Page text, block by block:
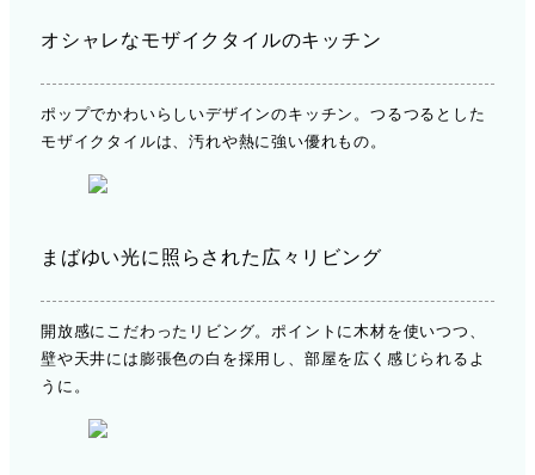
オシャレなモザイクタイルのキッチン
ポップでかわいらしいデザインのキッチン。つるつるとした
モザイクタイルは、汚れや熱に強い優れもの。
まばゆい光に照らされた広々リビング
開放感にこだわったリビング。ポイントに木材を使いつつ、
壁や天井には膨張色の白を採用し、部屋を広く感じられるよ
うに。